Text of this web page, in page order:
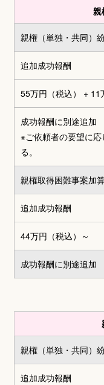
親
親権（単独・共同）
追加成功報酬
55万円（税込） + 11
成功報酬に別途追加
※ご依頼者の要望に
る。
親権取得困難事案加
追加成功報酬
44万円（税込）～
成功報酬に別途追加
親権（単独・共同）
追加成功報酬